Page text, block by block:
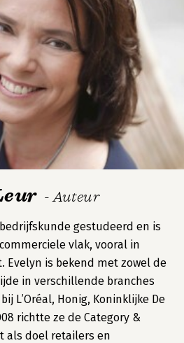
- Auteur
gestudeerd en is
vlak, vooral in
Evelyn is bekend met zowel de
in verschillende branches
L’Oréal, Honig, Koninklijke De
richtte ze de Category &
als doel retailers en